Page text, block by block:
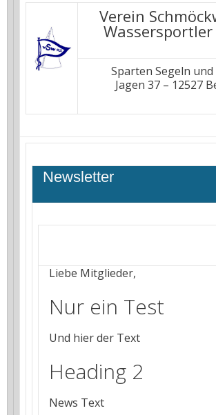
Verein
Wassersportler
Sparten Segeln und
Jagen 37 – 12527
Newsletter
Liebe Mitglieder,
Nur ein Test
Und hier der Text
Heading 2
News Text